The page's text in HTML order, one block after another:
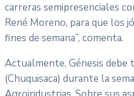
carreras semipresenciales
René Moreno, para que los
fines de semana”, comenta.
Actualmente, Génesis debe
(Chuquisaca) durante la